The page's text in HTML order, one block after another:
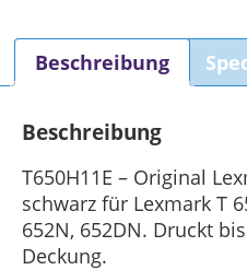
Beschreibung
Beschreibung
T650H11E – Original
schwarz für Lexmark T
652N, 652DN. Druckt
Deckung.